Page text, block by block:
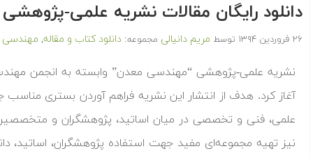
دانلود رایگان مقالات نشریه علمی-
۲۶ فروردین ۱۳۹۴ توسط مریم دانیالی مجموعه: دانلود کتاب و مقاله, مهندسی
آغاز کرد. هدف از انتشار این نشریه فراهم آوردن بستری
علمی، فنی و تخصصی در میان اساتید، پژوهشگران و
نیز تهیه مجموعه‌ای مفید جهت استفاده پژوهشگران،